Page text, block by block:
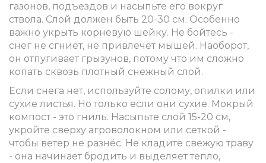
газонов, подъездов и насыпьте его вокруг
ствола. Слой должен быть 20-30 см. Особенно
важно укрыть корневую шейку. Не бойтесь -
снег не сгниет, не привлечёт мышей. Наоборот,
он отпугивает грызунов, потому что им сложно
копать сквозь плотный снежный слой.
Если снега нет, используйте солому, опилки или
сухие листья. Но только если они сухие. Мокрый
компост - это гниль. Насыпьте слой 15-20 см,
укройте сверху агроволокном или сеткой -
чтобы ветер не разнёс. Не кладите свежую траву
- она начинает бродить и выделяет тепло,